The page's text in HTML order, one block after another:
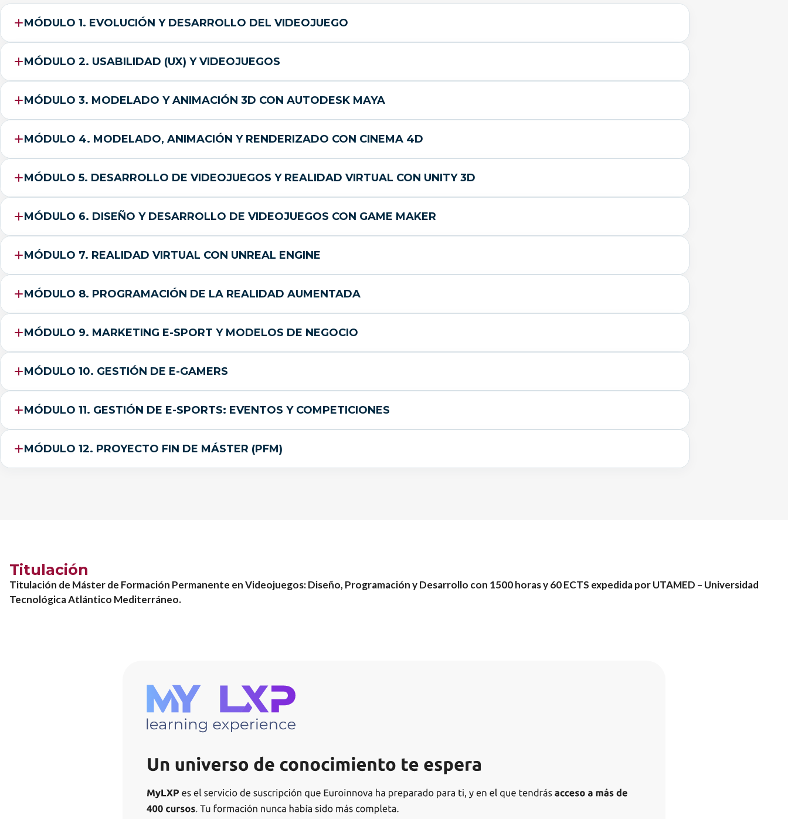
MÓDULO 1. EVOLUCIÓN Y DESARROLLO DEL VIDEOJUEGO
MÓDULO 2. USABILIDAD (UX) Y VIDEOJUEGOS
MÓDULO 3. MODELADO Y ANIMACIÓN 3D CON AUTODESK MAYA
MÓDULO 4. MODELADO, ANIMACIÓN Y RENDERIZADO CON CINEMA 4D
MÓDULO 5. DESARROLLO DE VIDEOJUEGOS Y REALIDAD VIRTUAL CON UNITY 3D
MÓDULO 6. DISEÑO Y DESARROLLO DE VIDEOJUEGOS CON GAME MAKER
MÓDULO 7. REALIDAD VIRTUAL CON UNREAL ENGINE
MÓDULO 8. PROGRAMACIÓN DE LA REALIDAD AUMENTADA
MÓDULO 9. MARKETING E-SPORT Y MODELOS DE NEGOCIO
MÓDULO 10. GESTIÓN DE E-GAMERS
MÓDULO 11. GESTIÓN DE E-SPORTS: EVENTOS Y COMPETICIONES
MÓDULO 12. PROYECTO FIN DE MÁSTER (PFM)
Titulación
Titulación de Máster de Formación Permanente en Videojuegos: Diseño, Programación y Desarrollo con 1500 horas y 60 ECTS expedida por UTAMED – Universidad
Tecnológica Atlántico Mediterráneo.